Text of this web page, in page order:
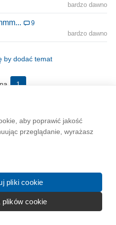
aby poprawić jakość
przeglądanie, wyrażasz
pliki cookie
plików cookie
bardzo dawno
9
bardzo dawno
by dodać temat
1
Information in English